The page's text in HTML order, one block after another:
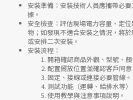
安裝準備 ：安裝技術人員應攜帶必
據。
安全檢查 ：評估現場電力容量、定
物；如發現不適合安裝之情況，將
或安排二次安裝。
安裝流程 ：
開箱確認商品外觀、型號、顏
配置擺放位置並確認客戶同意
固定、接線或連接必要管線。
測試功能（運轉、給排水等）
使用教學與注意事項說明。